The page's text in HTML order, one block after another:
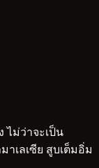
ไม่ว่าจะเป็น
าเลเซีย สูบเต็มอิ่ม